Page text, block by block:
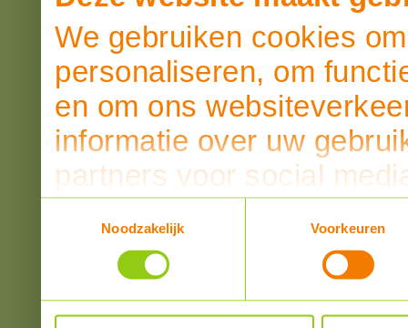
We gebruiken cookies
personaliseren, om
en om ons
informatie over uw
partners voor social
informatie die u aan ze
verzameld op basis van
Noodzakelijk
Voorkeuren